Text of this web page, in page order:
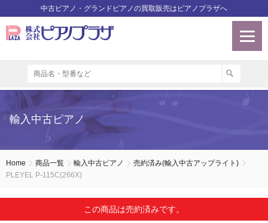
中古ピアノ・グランドピアノの買取販売はピアノプラザへ
輸入中古ピアノ
Home 商品一覧 輸入中古ピアノ
売約済み(輸入中古アップライト)
PLEYEL P-115C(266X)
この商品は売約済みです。